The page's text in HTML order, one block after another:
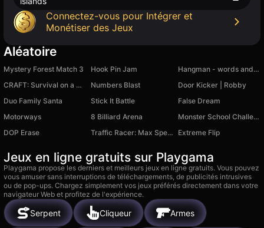
Connectez-vous pour Intégrer et
Monétiser des Jeux
Aléatoire
Mystery Forest Match 3 Hook Pin Jam
Hangman - words and quiz
CRAFT: Survival on a Raft
Numbers Blast
Door Kicker | Robby
Duo Family Santa
Stick It Battle
False Dream
Motorways
8 Billiard Arena
Monster School Challenges
DOP Erase
Traffic Racer: Max Speed Extreme Flip
Jeux en ligne gratuits sur Playgama
Playgama propose les derniers et meilleurs jeux en ligne gratuits. Vous pouvez
vous amuser sans interruptions de téléchargements, de publicités intrusives
ou de pop-ups. Chargez simplement vos jeux préférés directement dans votre
navigateur Web et profitez de l'expérience.
Serpent Cliqueur Armes